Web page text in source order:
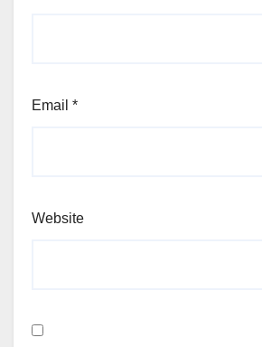
Email *
Website